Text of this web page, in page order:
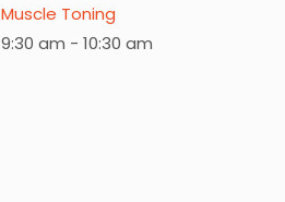
Muscle Toning
9:30 am - 10:30 am